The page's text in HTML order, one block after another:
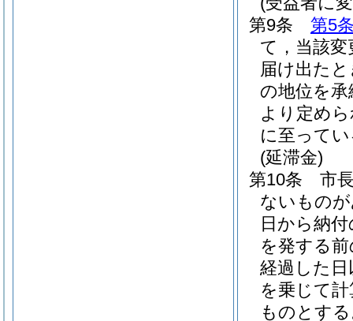
第9条
第5
て，当該
届け出た
の地位を
より定め
に至って
(延滞金)
第10条
市
ないもの
日から納
を発する
経過した
を乗じて
ものとす